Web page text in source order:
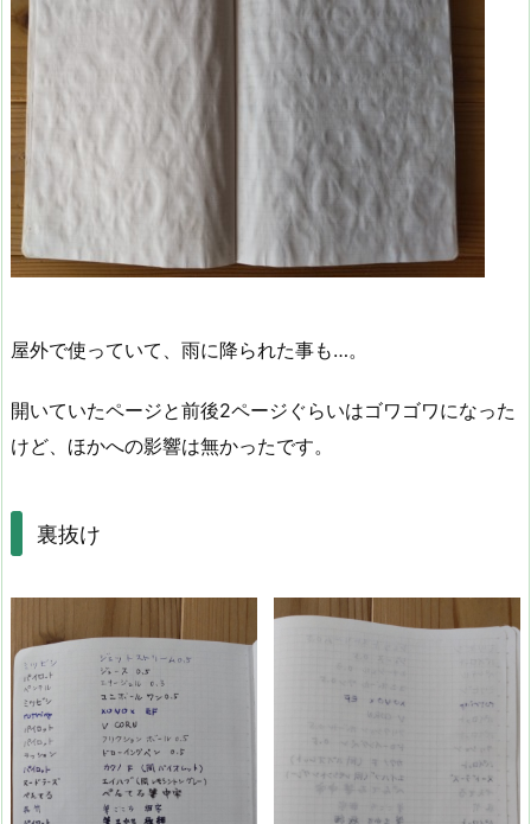
屋外で使っていて、雨に降られた事も…。
開いていたページと前後2ページぐらいはゴワゴワになった
けど、ほかへの影響は無かったです。
裏抜け